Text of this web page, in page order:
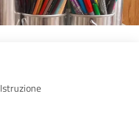
Istruzione